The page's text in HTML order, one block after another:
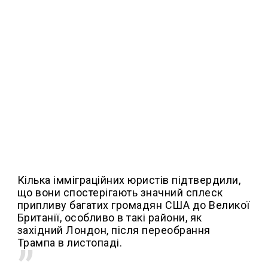
Кілька імміграційних юристів підтвердили,
що вони спостерігають значний сплеск
припливу багатих громадян США до Великої
Британії, особливо в такі райони, як
західний Лондон, після переобрання
Трампа в листопаді.